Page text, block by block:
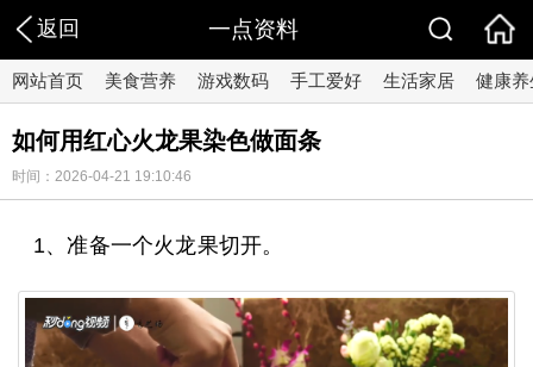
返回 一点资料
网站首页 美食营养 游戏数码 手工爱好 生活家居 健康养
如何用红心火龙果染色做面条
时间：2026-04-21 19:10:46
1、准备一个火龙果切开。